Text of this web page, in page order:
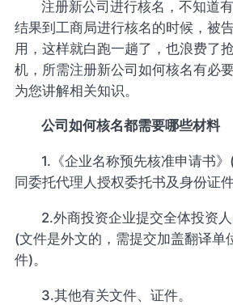
注册新公司进行核名，不知道
结果到工商局进行核名的时候，被
用，这样就白跑一趟了，也浪费了
机，所需注册新公司如何核名有必
为您讲解相关知识。
公司如何核名都需要哪些材料
1.《企业名称预先核准申请书
同委托代理人授权委托书及身份证件
2.外商投资企业提交全体投资
(文件是外文的，需提交加盖翻译单
件)。
3.其他有关文件、证件。